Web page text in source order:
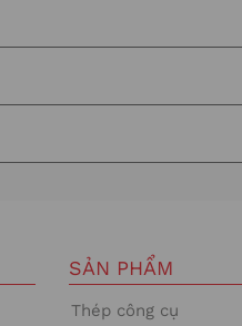
SẢN PHẨM
Thép công cụ